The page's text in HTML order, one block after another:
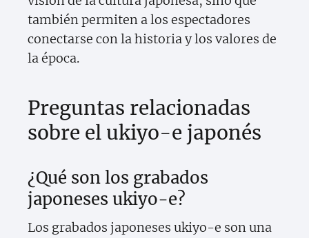
también permiten a los espectadores
conectarse con la historia y los valores de
la época.
Preguntas relacionadas
sobre el ukiyo-e japonés
¿Qué son los grabados
japoneses ukiyo-e?
Los grabados japoneses ukiyo-e son una